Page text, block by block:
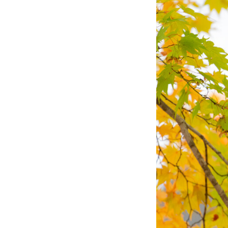
メディア取材受付口はこちら
北海道最強のビジネス課題解
無料で登録したい企業様はこちら
北海道最強のビジネス課題解決コ